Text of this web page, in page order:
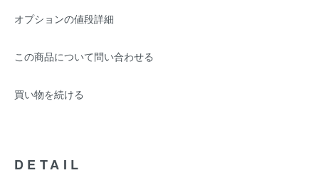
オプションの値段詳細
この商品について問い合わせる
買い物を続ける
DETAIL